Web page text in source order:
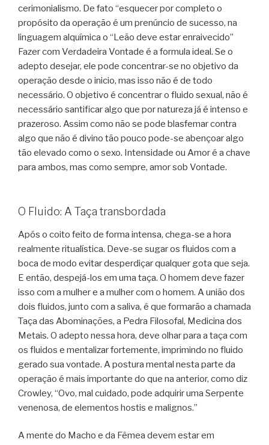
cerimonialismo. De fato “esquecer por completo o
propósito da operação é um prenúncio de sucesso, na
linguagem alquímica o “Leão deve estar enraivecido”
Fazer com Verdadeira Vontade é a formula ideal. Se o
adepto desejar, ele pode concentrar-se no objetivo da
operação desde o inicio, mas isso não é de todo
necessário. O objetivo é concentrar o fluido sexual, não é
necessário santificar algo que por natureza já é intenso e
prazeroso. Assim como não se pode blasfemar contra
algo que não é divino tão pouco pode-se abençoar algo
tão elevado como o sexo. Intensidade ou Amor é a chave
para ambos, mas como sempre, amor sob Vontade.
O Fluido: A Taça transbordada
Após o coito feito de forma intensa, chega-se a hora
realmente ritualística. Deve-se sugar os fluidos com a
boca de modo evitar desperdiçar qualquer gota que seja.
E então, despejá-los em uma taça. O homem deve fazer
isso com a mulher e a mulher com o homem. A união dos
dois fluidos, junto com a saliva, é que formarão a chamada
Taça das Abominações, a Pedra Filosofal, Medicina dos
Metais. O adepto nessa hora, deve olhar para a taça com
os fluidos e mentalizar fortemente, imprimindo no fluido
gerado sua vontade. A postura mental nesta parte da
operação é mais importante do que na anterior, como diz
Crowley, “Ovo, mal cuidado, pode adquirir uma Serpente
venenosa, de elementos hostis e malignos.”
A mente do Macho e da Fêmea devem estar em